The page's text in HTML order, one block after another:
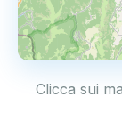
Clicca sui